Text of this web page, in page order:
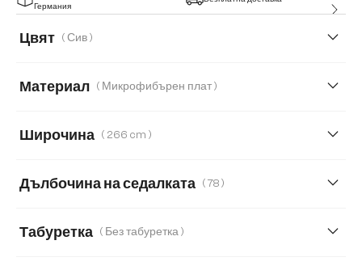
Германия
Цвят ( Сив )
Материал ( Микрофибърен плат )
Плюшен кордурой
Широчина ( 266 cm )
Дълбочина на седалката ( 78 )
Табуретка ( Без табуретка )